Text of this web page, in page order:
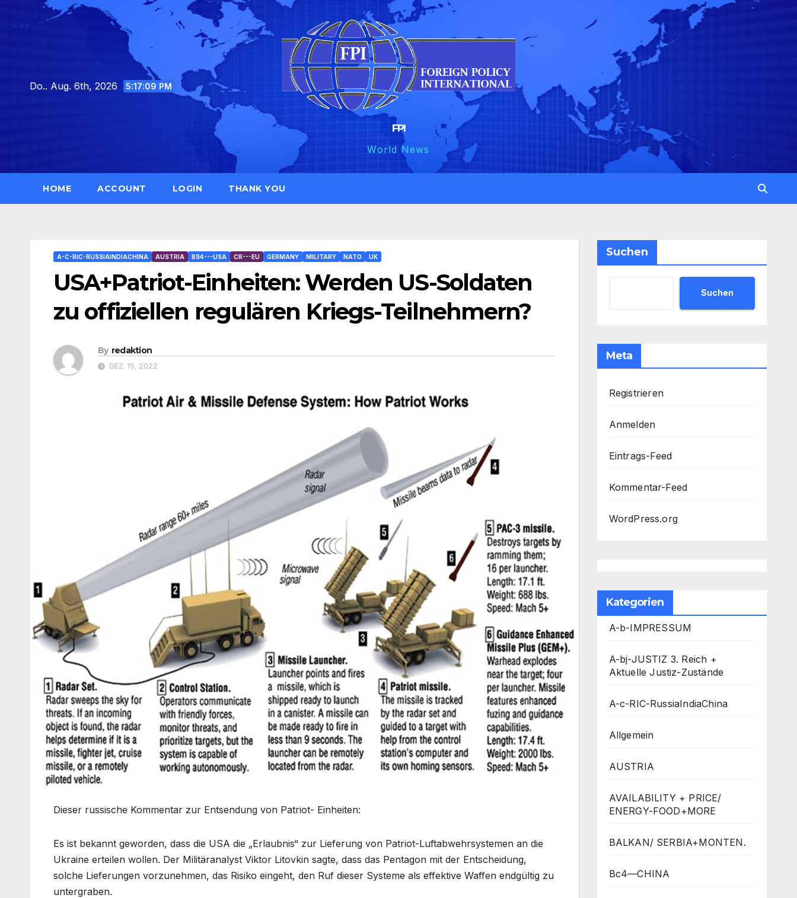
Do.. Aug. 6th, 2026 5:17:11 PM
FPI
World News
HOME ACCOUNT LOGIN THANK YOU
A-C-RIC-RUSSIAINDIACHINA AUSTRIA BS4---USA CR---EU GERMANY MILITARY NATO UK
USA+Patriot-Einheiten: Werden US-Soldaten
zu offiziellen regulären Kriegs-Teilnehmern?
By redaktion
DEZ. 15, 2022
Dieser russische Kommentar zur Entsendung von Patriot- Einheiten:
Es ist bekannt geworden, dass die USA die „Erlaubnis“ zur Lieferung von Patriot-Luftabwehrsystemen an die
Ukraine erteilen wollen. Der Militäranalyst Viktor Litovkin sagte, dass das Pentagon mit der Entscheidung,
solche Lieferungen vorzunehmen, das Risiko eingeht, den Ruf dieser Systeme als effektive Waffen endgültig zu
untergraben.
Suchen
Suchen
Meta
Registrieren
Anmelden
Eintrags-Feed
Kommentar-Feed
WordPress.org
Kategorien
A-b-IMPRESSUM
A-bj-JUSTIZ 3. Reich +
Aktuelle Justiz-Zustände
A-c-RIC-RussiaIndiaChina
Allgemein
AUSTRIA
AVAILABILITY + PRICE/
ENERGY-FOOD+MORE
BALKAN/ SERBIA+MONTEN.
Bc4—CHINA